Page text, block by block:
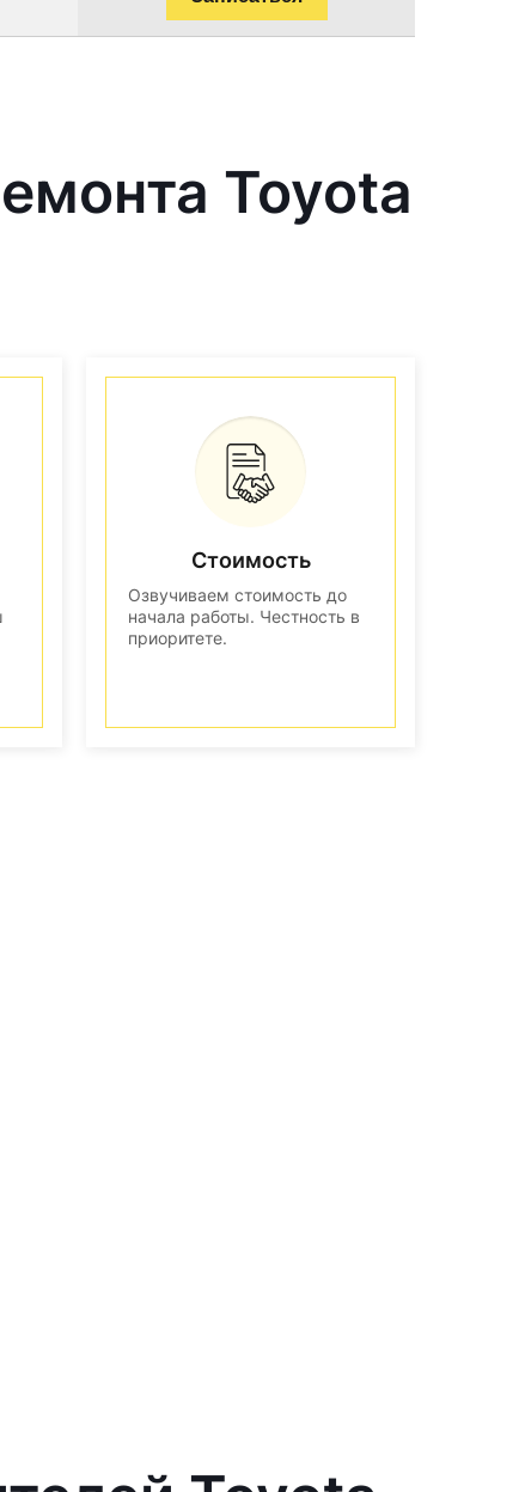
Toyota
Стоимость
Озвучиваем стоимость до
начала работы. Честность в
приоритете.